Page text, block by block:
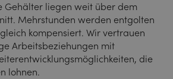
Gehälter liegen weit über dem
Mehrstunden werden entgolten
kompensiert. Wir vertrauen
Arbeitsbeziehungen mit
die
lohnen.